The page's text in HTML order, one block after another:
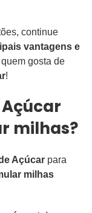
continue
vantagens e
gosta de
!
milhas?
Açúcar para
milhas